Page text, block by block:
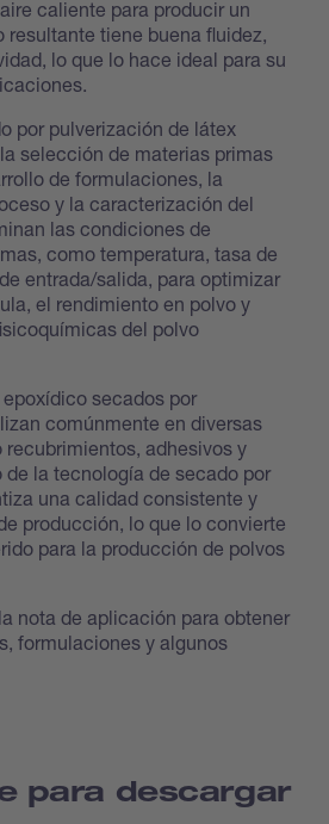
caliente para producir un
resultante tiene buena fluidez,
lo que lo hace ideal para su
por pulverización de látex
selección de materias primas
de formulaciones, la
y la caracterización del
las condiciones de
como temperatura, tasa de
entrada/salida, para optimizar
el rendimiento en polvo y
del polvo
secados por
comúnmente en diversas
adhesivos y
de la tecnología de secado por
una calidad consistente y
producción, lo que lo convierte
para la producción de polvos
nota de aplicación para obtener
formulaciones y algunos
para descargar